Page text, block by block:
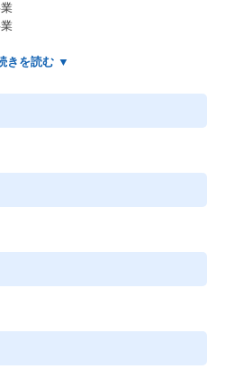
い者雇用＆定着支援事業